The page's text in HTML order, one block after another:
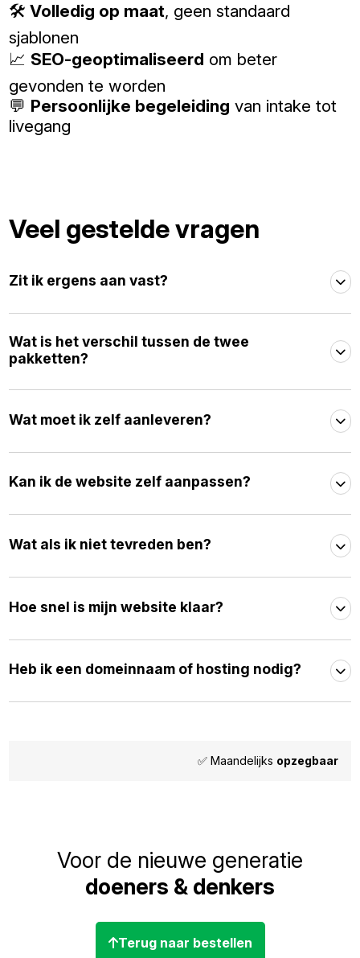
🛠️Volledig op maat, geen standaard
sjablonen
📈 SEO-geoptimaliseerd om beter
gevonden te worden
💬 Persoonlijke begeleiding van intake tot
livegang
Veel gestelde vragen
Zit ik ergens aan vast?
Wat is het verschil tussen de twee
pakketten?
Wat moet ik zelf aanleveren?
Kan ik de website zelf aanpassen?
Wat als ik niet tevreden ben?
Hoe snel is mijn website klaar?
Heb ik een domeinnaam of hosting nodig?
opzegbaar
Voor de nieuwe generatie
doeners & denkers
Terug naar bestellen